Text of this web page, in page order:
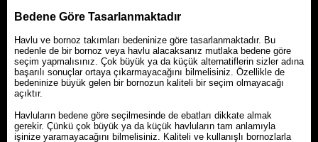
Bedene Göre Tasarlanmaktadır
Havlu ve bornoz takımları bedeninize göre tasarlanmaktadır. Bu
nedenle de bir bornoz veya havlu alacaksanız mutlaka bedene göre
seçim yapmalısınız. Çok büyük ya da küçük alternatiflerin sizler adına
başarılı sonuçlar ortaya çıkarmayacağını bilmelisiniz. Özellikle de
bedeninize büyük gelen bir bornozun kaliteli bir seçim olmayacağı
açıktır.
Havluların bedene göre seçilmesinde de ebatları dikkate almak
gerekir. Çünkü çok büyük ya da küçük havluların tam anlamıyla
işinize yaramayacağını bilmelisiniz. Kaliteli ve kullanışlı bornozlarla